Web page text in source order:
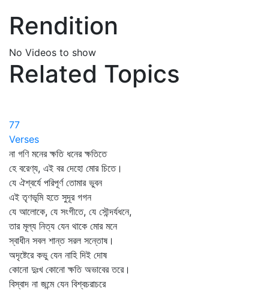
Rendition
No Videos to show
Related Topics
77
Verses
না গণি মনের ক্ষতি ধনের ক্ষতিতে
হে বরেণ্য, এই বর দেহো মোর চিতে।
যে ঐশ্বর্যে পরিপূর্ণ তোমার ভুবন
এই তৃণভূমি হতে সুদূর গগন
যে আলোকে, যে সংগীতে, যে সৌন্দর্যধনে,
তার মূল্য নিত্য যেন থাকে মোর মনে
স্বাধীন সবল শান্ত সরল সন্তোষ।
অদৃষ্টেরে কভু যেন নাহি দিই দোষ
কোনো দুঃখ কোনো ক্ষতি অভাবের তরে।
বিস্বাদ না জন্মে যেন বিশ্বচরাচরে